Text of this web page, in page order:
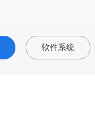
软件系统